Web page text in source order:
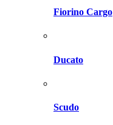
Fiorino Cargo
Ducato
Scudo